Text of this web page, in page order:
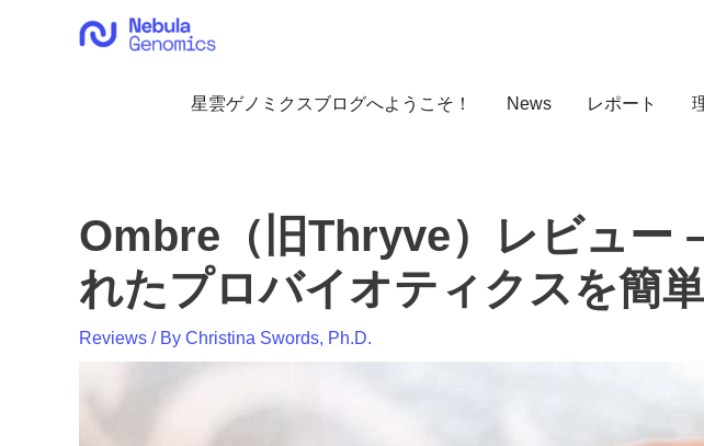
星雲ゲノミクスブログへようこそ！ News レポート
Ombre（旧Thryve）レビュー
れたプロバイオティクスを簡
Reviews / By Christina Swords, Ph.D.